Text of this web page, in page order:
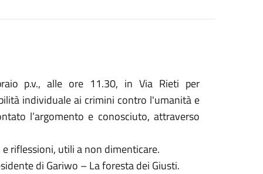
p.v., alle ore 11.30, in Via Rieti per
individuale ai crimini contro l'umanità e
l’argomento e conosciuto, attraverso
riflessioni, utili a non dimenticare.
di Gariwo – La foresta dei Giusti.